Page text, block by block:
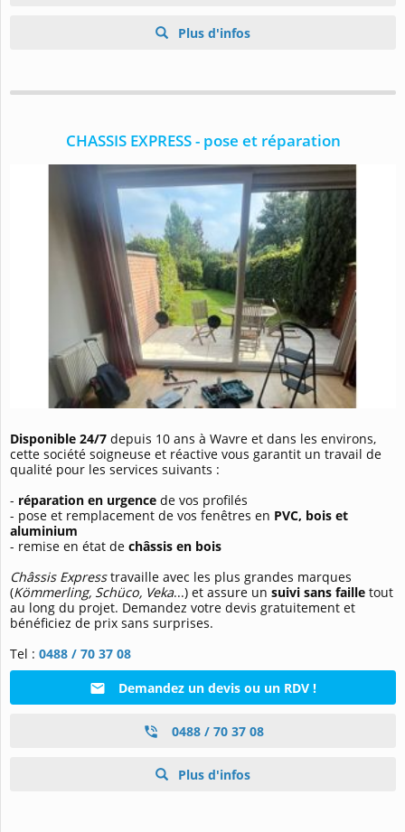
Plus d'infos
CHASSIS EXPRESS - pose et réparation
Disponible 24/7 depuis 10 ans à Wavre et dans les environs,
cette société soigneuse et réactive vous garantit un travail de
qualité pour les services suivants :
- réparation en urgence de vos profilés
- pose et remplacement de vos fenêtres en PVC, bois et
aluminium
- remise en état de châssis en bois
Châssis Expresstravaille avec les plus grandes marques
(Kömmerling, Schüco, Veka...) et assure un suivi sans faille tout
au long du projet. Demandez votre devis gratuitement et
bénéficiez de prix sans surprises.
Tel : 0488 / 70 37 08
Demandez un devis ou un RDV !
0488 / 70 37 08
Plus d'infos